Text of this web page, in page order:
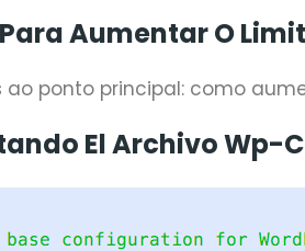
Aumentar O
ao ponto principal: como
El Archivo Wp-